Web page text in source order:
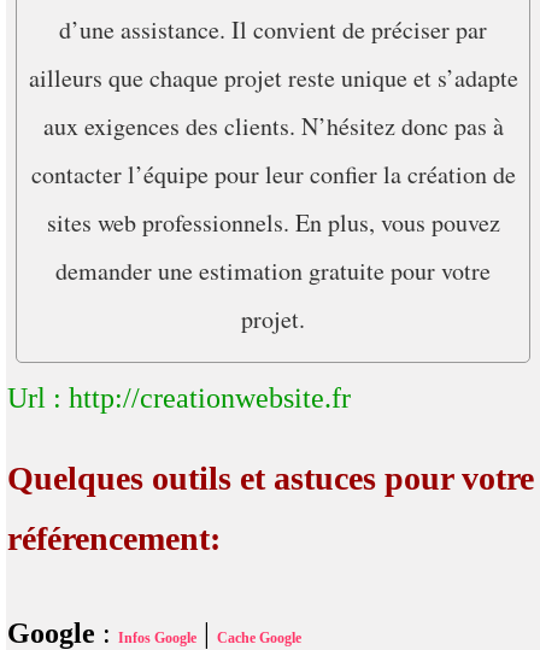
d’une assistance. Il convient de préciser par
ailleurs que chaque projet reste unique et s’adapte
aux exigences des clients. N’hésitez donc pas à
contacter l’équipe pour leur confier la création de
sites web professionnels. En plus, vous pouvez
demander une estimation gratuite pour votre
projet.
Url : http://creationwebsite.fr
Quelques outils et astuces pour votre
référencement:
Google : Infos Google | Cache Google